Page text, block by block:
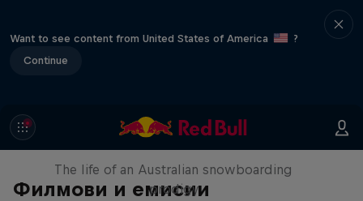
Want to see content from United States of America
?
Continue
Филмови и емисии
Volare: Valentino Guseli
The life of an Australian snowboarding
prodigy